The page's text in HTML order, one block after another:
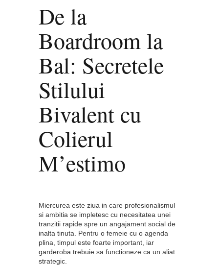
De la
Boardroom la
Bal: Secretele
Stilului
Bivalent cu
Colierul
M’estimo
Miercurea este ziua in care profesionalismul
si ambitia se impletesc cu necesitatea unei
tranzitii rapide spre un angajament social de
inalta tinuta. Pentru o femeie cu o agenda
plina, timpul este foarte important, iar
garderoba trebuie sa functioneze ca un aliat
strategic.